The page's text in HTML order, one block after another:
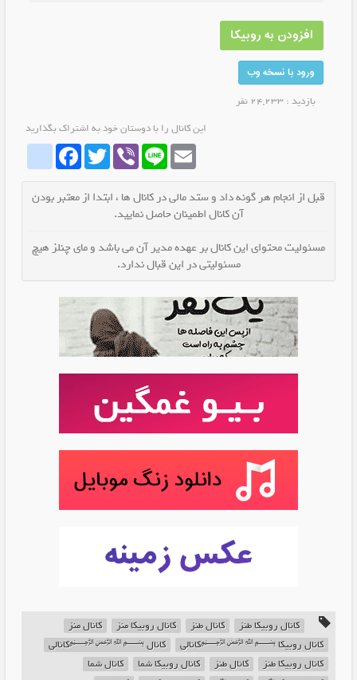
حتما عضو شید پشیمون نمیشید
افزودن به روبیکا
ورود با نسخه وب
بازدید : 24,233 نفر
این کانال را با دوستان خود به اشتراک بگذارید
whatrubikaFacebookTwitter Viber Line Email
قبل از انجام هر گونه داد و ستد مالی در کانال ها ، ابتدا از معتبر بودن
آن کانال اطمینان حاصل نمایید.
مسئولیت محتوای این کانال بر عهده مدیر آن می باشد و مای چنلز هیچ
مسئولیتی در این قبال ندارد.
کانال روبیکا طنز کانال طنز کانال روبیکا منز
کانال منز
کانال روبیکا ﷽کانالی
کانال ﷽کانالی
کانال روبیکا طنز
کانال طنز کانال روبیکا شما
کانال شما